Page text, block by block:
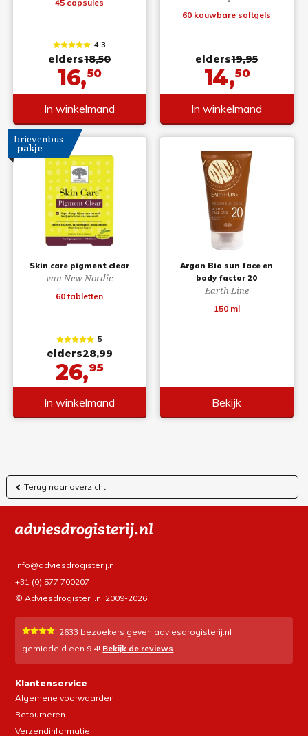
45 capsules
4.3
elders18,50
16,50
In winkelmand
60 kauwbare softgels
elders19,95
14,50
In winkelmand
Skin care pigment clear
van New Nordic
60 tabletten
brievenbus
pakje
5
elders28,99
26,95
In winkelmand
Argan Bio sun face en
body factor 20
Earth Line
150 ml
Bekijk
Terug naar overzicht
info@adviesdrogisterij.nl
+31 (0) 577 700207
© Adviesdrogisterij.nl 2009-2026
2633 bezoekers geven adviesdrogisterij.nl
gemiddeld een 9.4! Bekijk de reviews
Klantenservice
Algemene voorwaarden
Retourneren
Verzendinformatie